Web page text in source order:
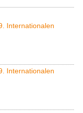
Internationalen
Internationalen